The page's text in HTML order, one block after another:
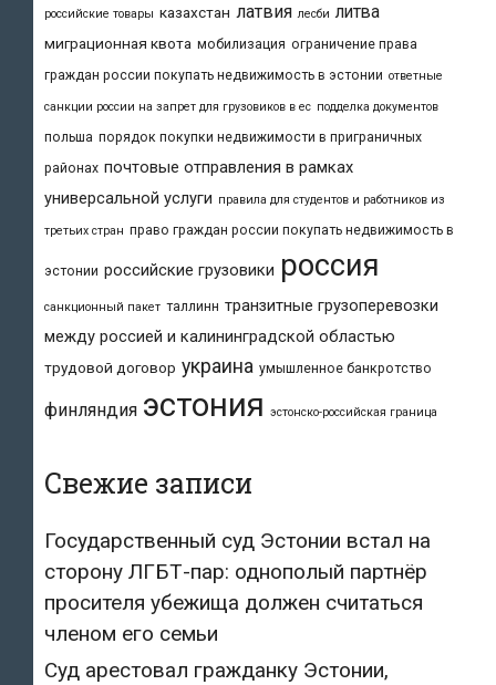
российские товары казахстан латвия лесби литва
миграционная квота мобилизация ограничение права
граждан россии покупать недвижимость в эстонии ответные
санкции россии на запрет для грузовиков в ес подделка документов
польша порядок покупки недвижимости в приграничных
районах почтовые отправления в рамках
универсальной услуги правила для студентов и работников из
третьих стран право граждан россии покупать недвижимость в
эстонии российские грузовики россия
санкционный пакет таллинн транзитные грузоперевозки
между россией и калининградской областью
трудовой договор украина умышленное банкротство
финляндия эстония эстонско-российская граница
Свежие записи
Государственный суд Эстонии встал на
сторону ЛГБТ-пар: однополый партнёр
просителя убежища должен считаться
членом его семьи
Суд арестовал гражданку Эстонии,